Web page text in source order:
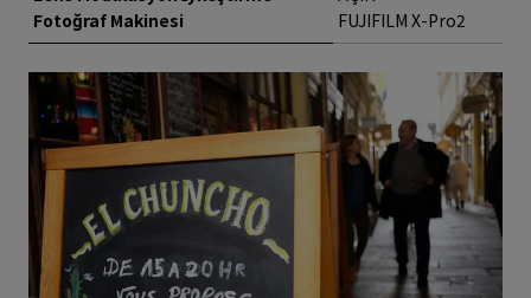
Fotoğraf Makinesi
FUJIFILM X-Pro2